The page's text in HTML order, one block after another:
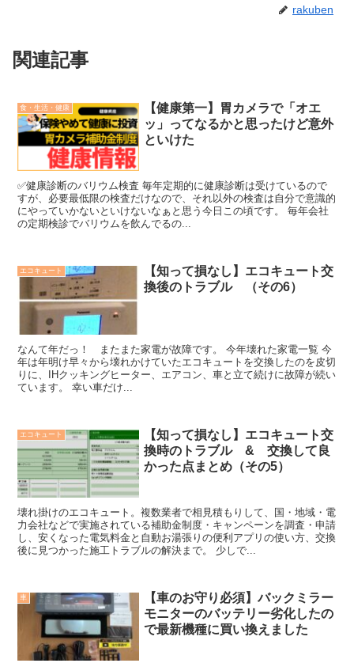
rakuben
関連記事
食・生活・健康
【健康第一】胃カメラで「オエ
ッ」ってなるかと思ったけど意外
といけた
✅健康診断のバリウム検査 毎年定期的に健康診断は受けているので
すが、必要最低限の検査だけなので、それ以外の検査は自分で意識的
にやっていかないといけないなぁと思う今日この頃です。 毎年会社
の定期検診でバリウムを飲んでるの...
エコキュート
【知って損なし】エコキュート交
換後のトラブル （その6）
なんて年だっ！ またまた家電が故障です。 今年壊れた家電一覧 今
年は年明け早々から壊れかけていたエコキュートを交換したのを皮切
りに、IHクッキングヒーター、エアコン、車と立て続けに故障が続い
ています。 幸い車だけ...
エコキュート
【知って損なし】エコキュート交
換時のトラブル & 交換して良
かった点まとめ（その5）
壊れ掛けのエコキュート。複数業者で相見積もりして、国・地域・電
力会社などで実施されている補助金制度・キャンペーンを調査・申請
し、安くなった電気料金と自動お湯張りの便利アプリの使い方、交換
後に見つかった施工トラブルの解決まで。 少しで...
車
【車のお守り必須】バックミラー
モニターのバッテリー劣化したの
で最新機種に買い換えました